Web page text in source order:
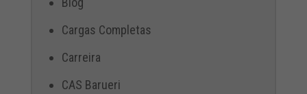
Cargas Completas
Carreira
CAS Barueri